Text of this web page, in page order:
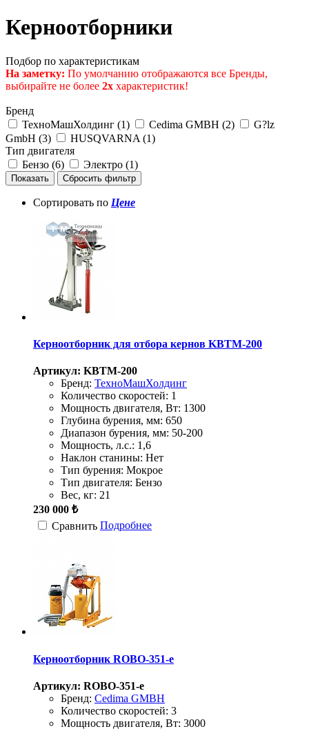
Керноотборники
Подбор по характеристикам
На заметку: По умолчанию отображаются все Бренды,
выбирайте не более 2х характеристик!
Бренд
ТехноМашХолдинг (1) Cedima GMBH (2)
G?lz
GmbH (3) HUSQVARNA (1)
Тип двигателя
Бензо (6) Электро (1)
Сортировать по Цене
Керноотборник для отбора кернов KBTM-200
Артикул: KBTM-200
Бренд: ТехноМашХолдинг
Количество скоростей: 1
Мощность двигателя, Вт: 1300
Глубина бурения, мм: 650
Диапазон бурения, мм: 50-200
Мощность, л.с.: 1,6
Наклон станины: Нет
Тип бурения: Мокрое
Тип двигателя: Бензо
Вес, кг: 21
230 000 ₺
Сравнить Подробнее
Керноотборник ROBO-351-e
Артикул: ROBO-351-e
Бренд: Cedima GMBH
Количество скоростей: 3
Мощность двигателя, Вт: 3000